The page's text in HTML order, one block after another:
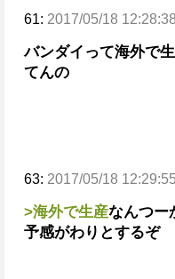
61: 2017/05/18
バンダイって海外で
てんの
63: 2017/05/18
>海外で生産なんつー
予感がわりとするぞ